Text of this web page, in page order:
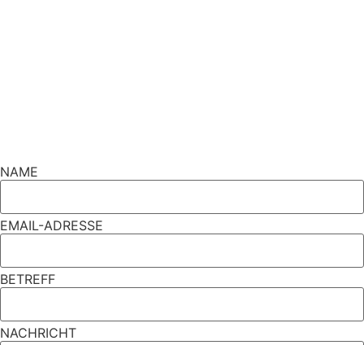
NAME
EMAIL-ADRESSE
BETREFF
NACHRICHT